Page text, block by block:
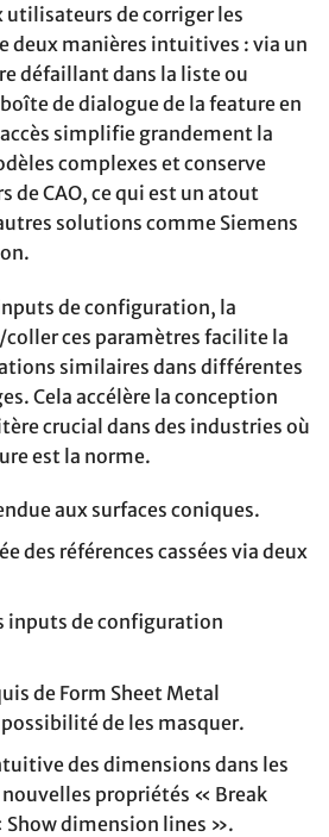
utilisateurs de corriger les
deux manières intuitives : via un
défaillant dans la liste ou
de dialogue de la feature en
simplifie grandement la
complexes et conserve
de CAO, ce qui est un atout
solutions comme Siemens
de configuration, la
ces paramètres facilite la
similaires dans différentes
Cela accélère la conception
crucial dans des industries où
est la norme.
aux surfaces coniques.
des références cassées via deux
inputs de configuration
de Form Sheet Metal
de les masquer.
des dimensions dans les
nouvelles propriétés « Break
dimension lines ».